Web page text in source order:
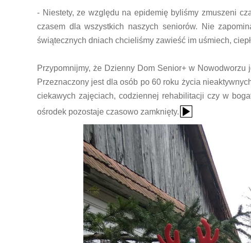
- Niestety, ze względu na epidemię byliśmy zmuszeni
czasem dla wszystkich naszych seniorów. Nie
świątecznych dniach chcieliśmy zawieść im uśmiech,
Przypomnijmy, że Dzienny Dom Senior+ w
Przeznaczony jest dla osób po 60 roku życia
ciekawych zajęciach, codziennej rehabilitacji czy w
ośrodek pozostaje czasowo zamknięty.
{Play}